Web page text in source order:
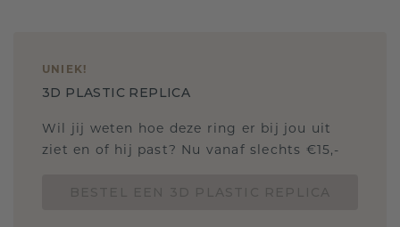
UNIEK!
3D PLASTIC REPLICA
Wil jij weten hoe deze ring er bij jou uit
ziet en of hij past? Nu vanaf slechts €15,-